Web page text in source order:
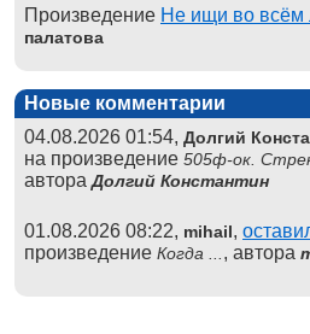
Произведение Не ищи во всём
палатова
Новые комментарии
04.08.2026 01:54, Долгий
на произведение 505ф-ок.
автораДолгий Константин
01.08.2026 08:22, mihail,
произведение Когда ... , автора